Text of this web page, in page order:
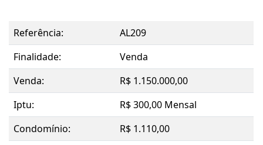
Referência:
AL209
Finalidade:
Venda
Venda:
R$ 1.150.000,00
Iptu:
R$ 300,00 Mensal
Condomínio:
R$ 1.110,00